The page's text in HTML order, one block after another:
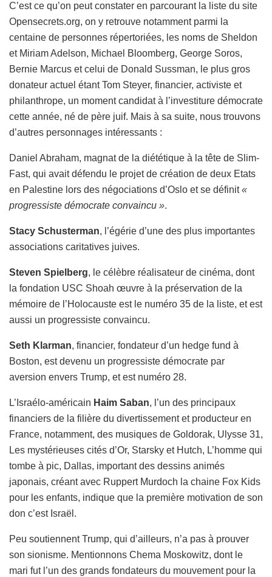
C’est ce qu’on peut constater en parcourant la liste du site
Opensecrets.org, on y retrouve notamment parmi la
centaine de personnes répertoriées, les noms de Sheldon
et Miriam Adelson, Michael Bloomberg, George Soros,
Bernie Marcus et celui de Donald Sussman, le plus gros
donateur actuel étant Tom Steyer, financier, activiste et
philanthrope, un moment candidat à l’investiture démocrate
cette année, né de père juif. Mais à sa suite, nous trouvons
d’autres personnages intéressants :
Daniel Abraham, magnat de la diététique à la tête de Slim-
Fast, qui avait défendu le projet de création de deux Etats
en Palestine lors des négociations d’Oslo et se définit«
progressiste démocrate convaincu ».
Stacy Schusterman, l’égérie d’une des plus importantes
associations caritatives juives.
Steven Spielberg, le célèbre réalisateur de cinéma, dont
la fondation USC Shoah œuvre à la préservation de la
mémoire de l’Holocauste est le numéro 35 de la liste, et est
aussi un progressiste convaincu.
Seth Klarman, financier, fondateur d’un hedge fund à
Boston, est devenu un progressiste démocrate par
aversion envers Trump, et est numéro 28.
L’Israélo-américain Haim Saban, l’un des principaux
financiers de la filière du divertissement et producteur en
France, notamment, des musiques de Goldorak, Ulysse 31,
Les mystérieuses cités d’Or, Starsky et Hutch, L’homme qui
tombe à pic, Dallas, important des dessins animés
japonais, créant avec Ruppert Murdoch la chaine Fox Kids
pour les enfants, indique que la première motivation de son
don c’est Israël.
Peu soutiennent Trump, qui d’ailleurs, n’a pas à prouver
son sionisme. Mentionnons Chema Moskowitz, dont le
mari fut l’un des grands fondateurs du mouvement pour la